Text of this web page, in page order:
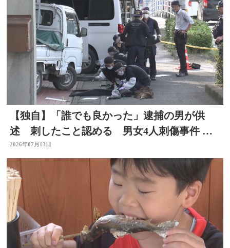
【独自】「誰でも良かった」逮捕の男が供
述 刺したこと認める 男女4人刺傷事件 被
害者と面識なし 大分
2026年07月13日